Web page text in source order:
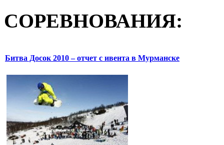
СОРЕВНОВАНИЯ:
Битва Досок 2010 – отчет с ивента в Мурманске